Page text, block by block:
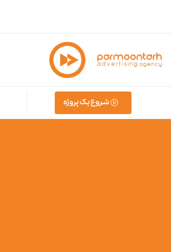
شروع یک پروژه